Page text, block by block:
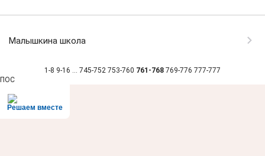
Малышкина школа
1-8 9-16 ... 745-752 753-760 761-768 769-776 777-777
ПОС
Решаем вместе